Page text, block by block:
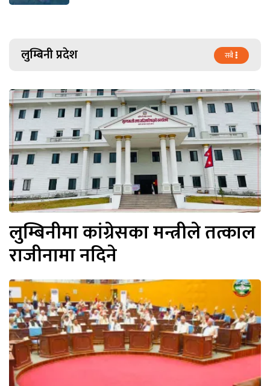
लुम्बिनी प्रदेश सबै
लुम्बिनीमा कांग्रेसका मन्त्रीले तत्काल
राजीनामा नदिने